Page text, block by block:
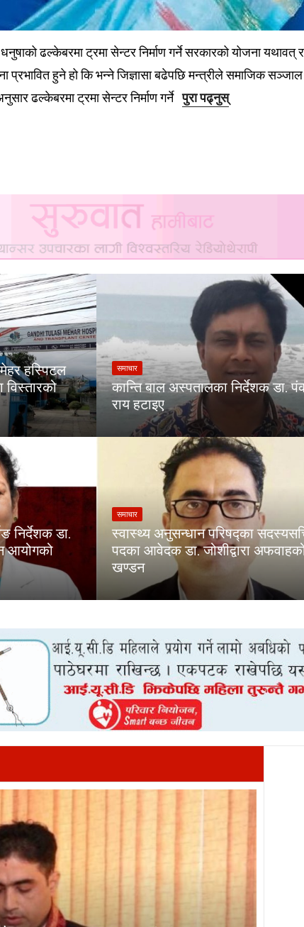
ढल्केबरमा ट्रमा सेन्टर निर्माण गर्ने सरकारको योजना
प्रभावित हुने हो कि भन्ने जिज्ञासा बढेपछि मन्त्रीले समाजिक
ढल्केबरमा ट्रमा सेन्टर निर्माण गर्नेपुरा पढ्नुस्
मेहर हस्पिटल
विस्तारको
निर्देशक डा.
आयोगको
समाचार
कान्ति बाल अस्पतालका निर्देशक डा.
राय हटाइए
समाचार
स्वास्थ्य अनुसन्धान परिषद्का
पदका आवेदक डा. जोशीद्वारा
खण्डन